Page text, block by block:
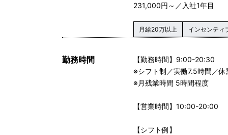
231,000円～／入社1年目
月給20万以上 インセンティ
勤務時間
【勤務時間】9:00-20:30
※シフト制／実働7.5時間／
※月残業時間 5時間程度
【営業時間】10:00-20:00
【シフト例】